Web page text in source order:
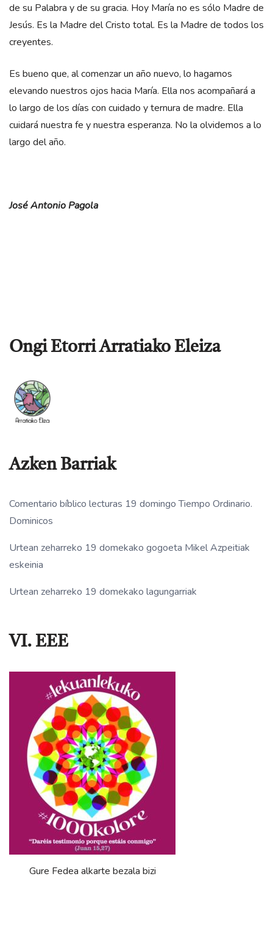
de su Palabra y de su gracia. Hoy María no es sólo Madre de
Jesús. Es la Madre del Cristo total. Es la Madre de todos los
creyentes.
Es bueno que, al comenzar un año nuevo, lo hagamos
elevando nuestros ojos hacia María. Ella nos acompañará a
lo largo de los días con cuidado y ternura de madre. Ella
cuidará nuestra fe y nuestra esperanza. No la olvidemos a lo
largo del año.
José Antonio Pagola
Ongi Etorri Arratiako Eleiza
Azken Barriak
Comentario bíblico lecturas 19 domingo Tiempo Ordinario.
Dominicos
Urtean zeharreko 19 domekako gogoeta Mikel Azpeitiak
eskeinia
Urtean zeharreko 19 domekako lagungarriak
VI. EEE
Gure Fedea alkarte bezala bizi